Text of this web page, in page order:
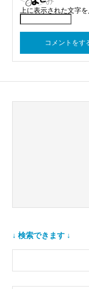
上に表示された文字を
↓ 検索できます ↓